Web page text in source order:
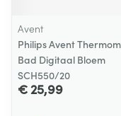
Avent
Philips Avent
Bad Digitaal Bloem
SCH550/20
€ 25,99